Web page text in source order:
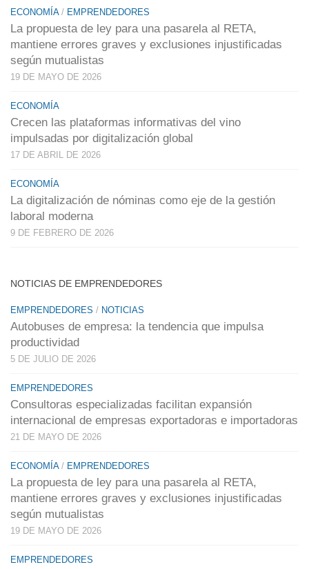
ECONOMÍA/ EMPRENDEDORES
La propuesta de ley para una pasarela al RETA,
mantiene errores graves y exclusiones injustificadas
según mutualistas
19 DE MAYO DE 2026
ECONOMÍA
Crecen las plataformas informativas del vino
impulsadas por digitalización global
17 DE ABRIL DE 2026
ECONOMÍA
La digitalización de nóminas como eje de la gestión
laboral moderna
9 DE FEBRERO DE 2026
NOTICIAS DE EMPRENDEDORES
EMPRENDEDORES / NOTICIAS
Autobuses de empresa: la tendencia que impulsa
productividad
5 DE JULIO DE 2026
EMPRENDEDORES
Consultoras especializadas facilitan expansión
internacional de empresas exportadoras e importadoras
21 DE MAYO DE 2026
ECONOMÍA/ EMPRENDEDORES
La propuesta de ley para una pasarela al RETA,
mantiene errores graves y exclusiones injustificadas
según mutualistas
19 DE MAYO DE 2026
EMPRENDEDORES